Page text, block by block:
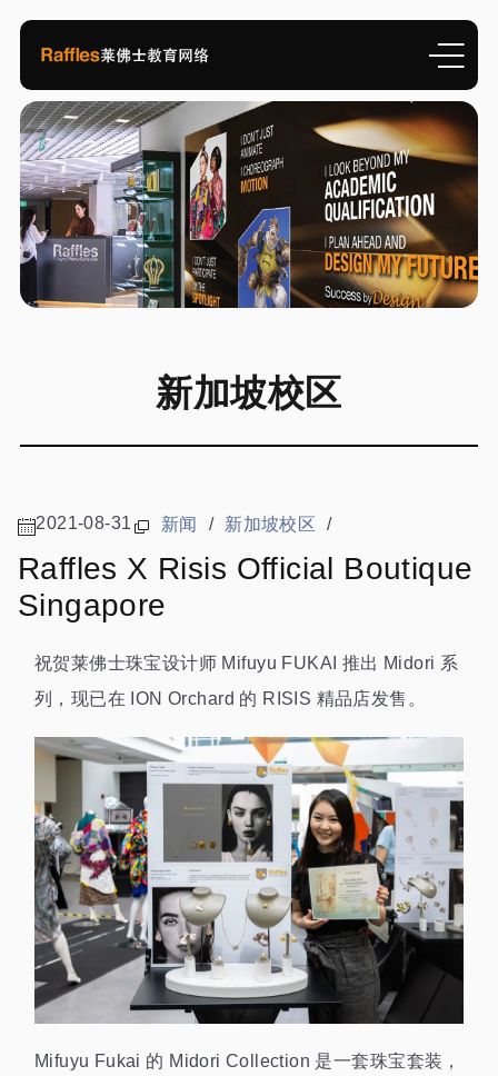
新加坡校区
2021-08-31 新闻 / 新加坡校区 /
Raffles X Risis Official Boutique
Singapore
祝贺莱佛士珠宝设计师 Mifuyu FUKAI 推出 Midori 系
列，现已在 ION Orchard 的 RISIS 精品店发售。
Mifuyu Fukai 的 Midori Collection 是一套珠宝套装，